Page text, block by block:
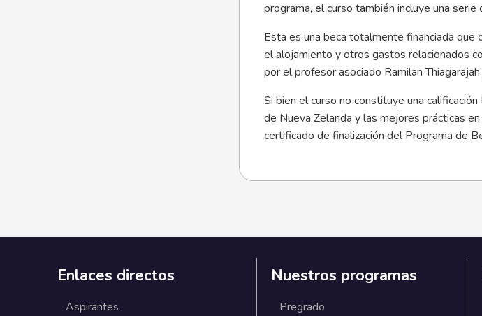
programa, el curso también incluye una
Esta es una beca totalmente financiada
el alojamiento y otros gastos relacionados
por el profesor asociado Ramilan
Si bien el curso no constituye una
de Nueva Zelanda y las mejores prácticas
certificado de finalización del Programa de
Enlaces directos
Aspirantes
Nuestros programas
Pregrado